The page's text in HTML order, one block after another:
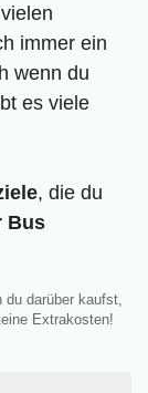
immer ein
wenn du
es viele
, die du
Bus
darüber kaufst,
Extrakosten!